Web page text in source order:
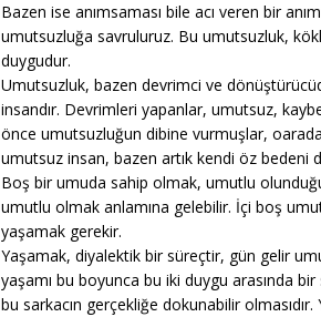
Bazen ise anımsaması bile acı veren bir
umutsuzluğa savruluruz. Bu umutsuzluk,
duygudur.
Umutsuzluk, bazen devrimci ve
insandır. Devrimleri yapanlar, umutsuz,
önce umutsuzluğun dibine vurmuşlar,
umutsuz insan, bazen artık kendi öz bedeni
Boş bir umuda sahip olmak, umutlu
umutlu olmak anlamına gelebilir. İçi boş
yaşamak gerekir.
Yaşamak, diyalektik bir süreçtir, gün gelir
yaşamı bu boyunca bu iki duygu arasında
bu sarkacın gerçekliğe dokunabilir